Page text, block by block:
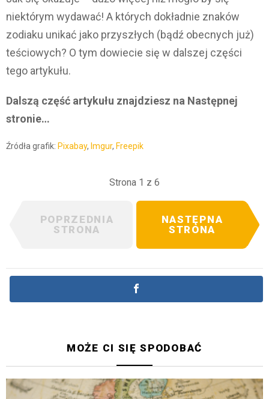
niektórym wydawać! A których dokładnie znaków
zodiaku unikać jako przyszłych (bądź obecnych już)
teściowych? O tym dowiecie się w dalszej części
tego artykułu.
Dalszą część artykułu znajdziesz na Następnej
stronie…
Źródła grafik: Pixabay, Imgur, Freepik
Strona 1 z 6
POPRZEDNIA
STRONA
NASTĘPNA
STRONA
MOŻE CI SIĘ SPODOBAĆ